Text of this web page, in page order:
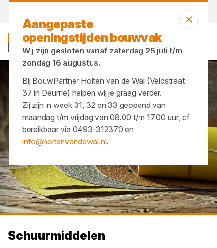
... Schuurmiddelen
Schuurmiddelen
Aangepaste
openingstijden bouwvak
Wij zijn gesloten vanaf zaterdag 25 juli t/m
zondag 16 augustus.
Bij BouwPartner Holten van de Wal (Veldstraat
37 in Deurne) helpen wij je graag verder.
Zij zijn in week 31, 32 en 33 geopend van
maandag t/m vrijdag van 08.00 t/m 17.00 uur, of
bereikbaar via 0493-312370 en
info@holtenvandewal.nl.